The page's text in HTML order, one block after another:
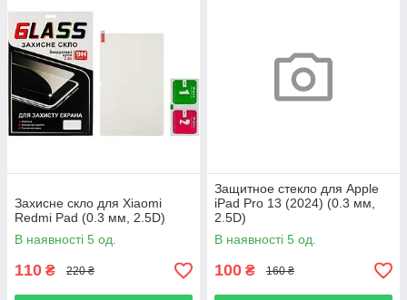
Захисне скло для Xiaomi
Redmi Pad (0.3 мм, 2.5D)
В наявності 5 од.
110 ₴ 220 ₴
Защитное стекло для Apple
iPad Pro 13 (2024) (0.3 мм,
2.5D)
В наявності 5 од.
100 ₴ 160 ₴